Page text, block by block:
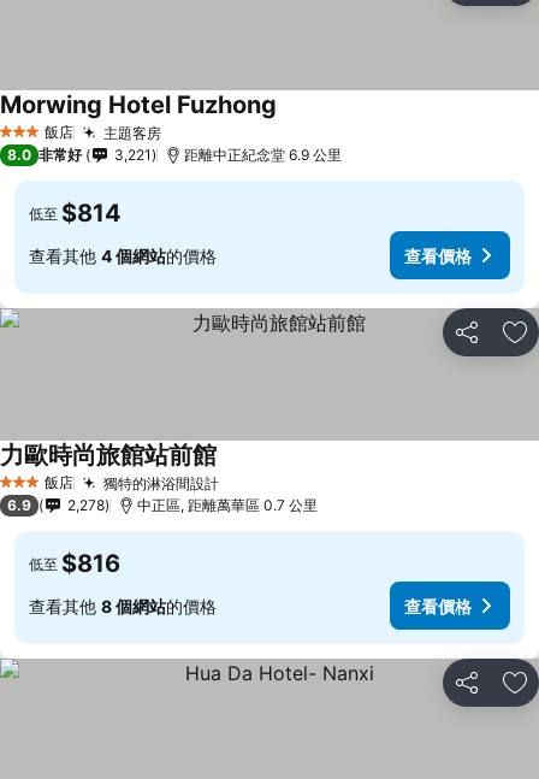
3 星級 飯店 主題客房
Morwing Hotel Fuzhong
8.0 非常好 3,221 距離中正紀念堂 6.9 公里
低至 $814
查看其他 4 個網站的價格 查看價格
分享 加
3 星級 飯店 獨特的淋浴間設計
力歐時尚旅館站前館
6.9 2,278 中正區, 距離萬華區 0.7 公里
低至 $816
查看其他 8 個網站的價格 查看價格
分享 加